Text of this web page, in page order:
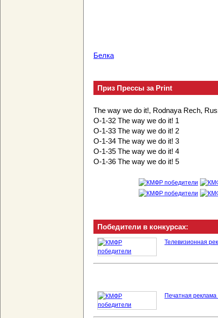
Белка
Приз Прессы за Print
The way we do it!, Rodnaya Rech,
O-1-32 The way we do it! 1
O-1-33 The way we do it! 2
O-1-34 The way we do it! 3
O-1-35 The way we do it! 4
O-1-36 The way we do it! 5
Победители в конкурсах:
Телевизионная
Печатная